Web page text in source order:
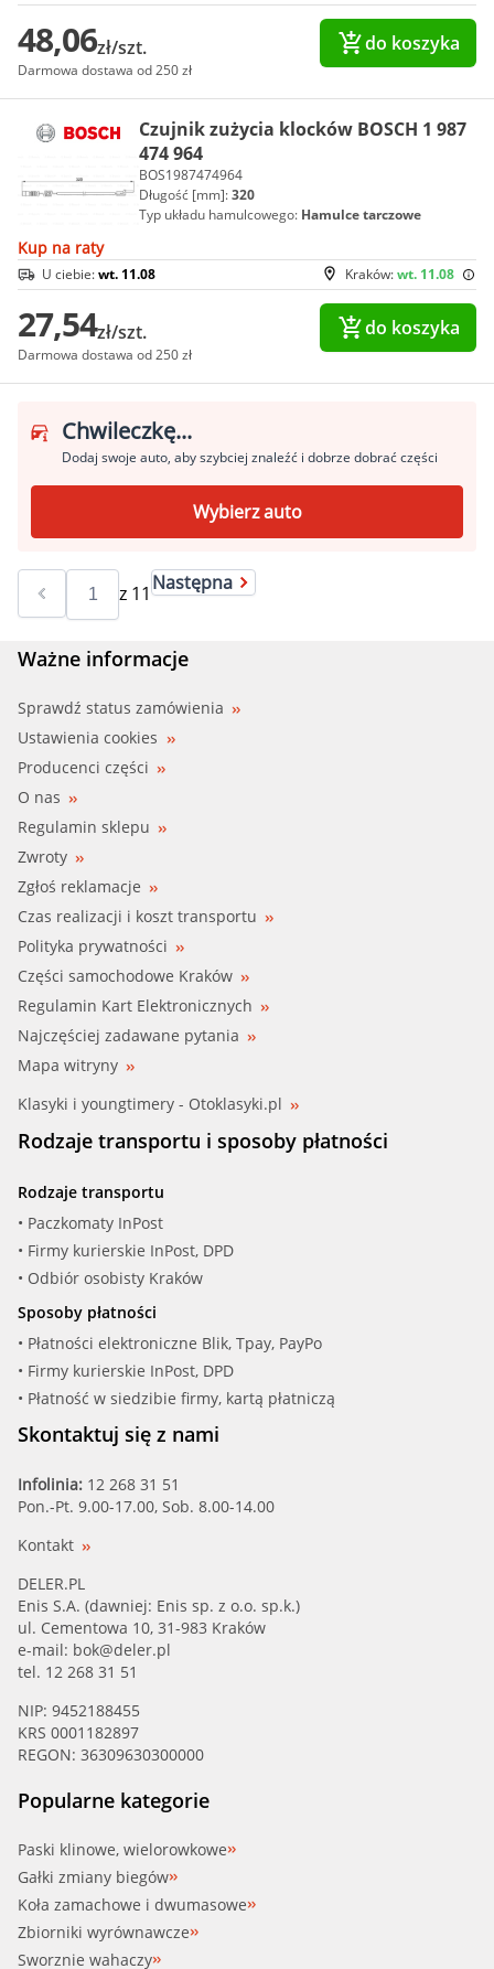
48,06zł/szt.
Darmowa dostawa od 250 zł
do koszyka
Czujnik zużycia klocków BOSCH 1 987
474 964
BOS1987474964
Długość [mm]:320
Typ układu hamulcowego: Hamulce tarczowe
Kup na raty
Kraków:wt. 11.08
U ciebie:wt. 11.08
27,54zł/szt.
Darmowa dostawa od 250 zł
do koszyka
Chwileczkę...
Dodaj swoje auto, aby szybciej znaleźć i dobrze dobrać części
Wybierz auto
z 11 Następna
Ważne informacje
Sprawdź status zamówienia
Ustawienia cookies
Producenci części
O nas
Regulamin sklepu
Zwroty
Zgłoś reklamacje
Czas realizacji i koszt transportu
Polityka prywatności
Części samochodowe Kraków
Regulamin Kart Elektronicznych
Najczęściej zadawane pytania
Mapa witryny
Klasyki i youngtimery - Otoklasyki.pl
Rodzaje transportu i sposoby płatności
Rodzaje transportu
• Paczkomaty InPost
• Firmy kurierskie InPost, DPD
• Odbiór osobisty Kraków
Sposoby płatności
• Płatności elektroniczne Blik, Tpay, PayPo
• Firmy kurierskie InPost, DPD
• Płatność w siedzibie firmy, kartą płatniczą
Skontaktuj się z nami
Infolinia: 12 268 31 51
Pon.-Pt. 9.00-17.00, Sob. 8.00-14.00
Kontakt
DELER.PL
Enis S.A. (dawniej: Enis sp. z o.o. sp.k.)
ul. Cementowa 10, 31-983 Kraków
e-mail: bok@deler.pl
tel. 12 268 31 51
NIP: 9452188455
KRS 0001182897
REGON: 36309630300000
Popularne kategorie
Paski klinowe, wielorowkowe
Gałki zmiany biegów
Koła zamachowe i dwumasowe
Zbiorniki wyrównawcze
Sworznie wahaczy